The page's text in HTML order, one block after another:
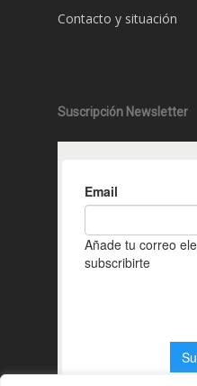
Contacto y situación
Suscripción Newsletter